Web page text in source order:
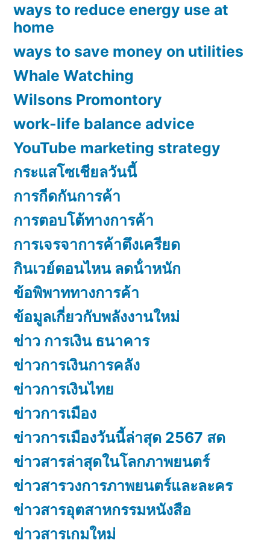
ways to reduce energy use at
home
ways to save money on utilities
Whale Watching
Wilsons Promontory
work-life balance advice
YouTube marketing strategy
กระแสโซเชียลวันนี้
การกีดกันการค้า
การตอบโต้ทางการค้า
การเจรจาการค้าตึงเครียด
กินเวย์ตอนไหน ลดน้ําหนัก
ข้อพิพาททางการค้า
ข้อมูลเกี่ยวกับพลังงานใหม่
ข่าว การเงิน ธนาคาร
ข่าวการเงินการคลัง
ข่าวการเงินไทย
ข่าวการเมือง
ข่าวการเมืองวันนี้ล่าสุด 2567 สด
ข่าวสารล่าสุดในโลกภาพยนตร์
ข่าวสารวงการภาพยนตร์และละคร
ข่าวสารอุตสาหกรรมหนังสือ
ข่าวสารเกมใหม่